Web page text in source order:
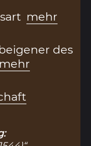
mehr
des
mehr